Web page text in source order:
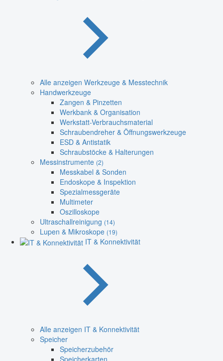
Alle anzeigen Werkzeuge & Messtechnik
Handwerkzeuge
Zangen & Pinzetten
Werkbank & Organisation
Werkstatt-Verbrauchsmaterial
Schraubendreher & Öffnungswerkzeuge
ESD & Antistatik
Schraubstöcke & Halterungen
Messinstrumente (2)
Messkabel & Sonden
Endoskope & Inspektion
Spezialmessgeräte
Multimeter
Oszilloskope
Ultraschallreinigung (14)
Lupen & Mikroskope (19)
IT & Konnektivität
Alle anzeigen IT & Konnektivität
Speicher
Speicherzubehör